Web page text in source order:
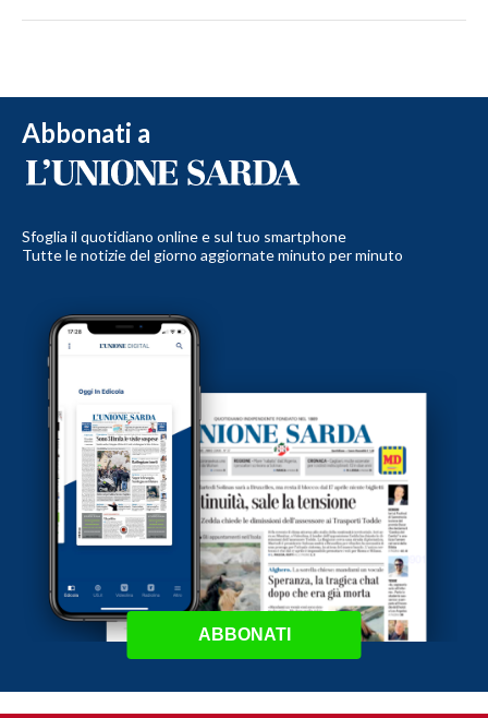
Abbonati a
Sfoglia il quotidiano online e sul tuo smartphone
Tutte le notizie del giorno aggiornate minuto per minuto
ABBONATI